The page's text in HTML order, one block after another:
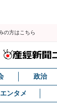
の方はこちら
政治
エンタメ